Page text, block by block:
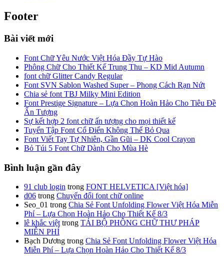
Footer
Bài viết mới
Font Chữ Yêu Nước Việt Hóa Đầy Tự Hào
Phông Chữ Cho Thiết Kế Trung Thu – KD Mid Autumn
font chữ Glitter Candy Regular
Font SVN Sablon Washed Super – Phong Cách Rạn Nứt
Chia sẻ font TBJ Milky Mini Edition
Font Prestige Signature – Lựa Chọn Hoàn Hảo Cho Tiêu Đề
Ấn Tượng
Sự kết hợp 2 font chữ ấn tượng cho mọi thiết kế
Tuyển Tập Font Cổ Điển Không Thể Bỏ Qua
Font Viết Tay Tự Nhiên, Gần Gũi – DK Cool Crayon
Bỏ Túi 5 Font Chữ Dành Cho Mùa Hè
Bình luận gần đây
91 club login trong FONT HELVETICA [Việt hóa]
d06 trong Chuyển đổi font chữ online
Seo_01 trong Chia Sẻ Font Unfolding Flower Việt Hóa Miễn
Phí – Lựa Chọn Hoàn Hảo Cho Thiết Kế 8/3
lê khắc việt trong TẢI BỘ PHÔNG CHỮ THƯ PHÁP
MIỄN PHÍ
Bạch Dương trong Chia Sẻ Font Unfolding Flower Việt Hóa
Miễn Phí – Lựa Chọn Hoàn Hảo Cho Thiết Kế 8/3